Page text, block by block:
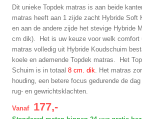
Dit unieke Topdek matras is aan beide
matras heeft aan 1 zijde zacht Hybride Soft
en aan de andere zijde het stevige Hybride
cm dik). Het is uw keuze voor welk comfort
matras volledig uit Hybride Koudschuim
koele en ademende Topdek matras. Het
Schuim is in totaal 8 cm. dik . Het matras
houding, een betere focus gedurende de
rug- en gewrichtsklachten.
Vanaf 177,-